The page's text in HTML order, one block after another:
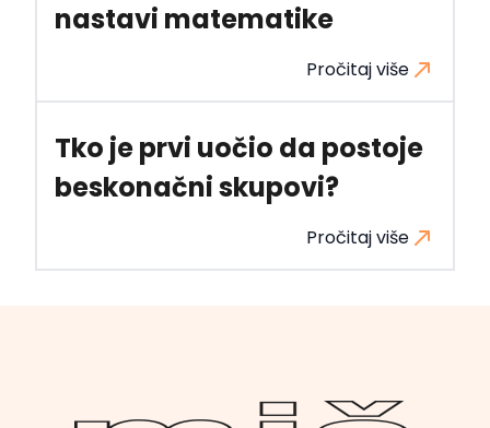
nastavi matematike
Pročitaj više
Tko je prvi uočio da postoje
beskonačni skupovi?
Pročitaj više